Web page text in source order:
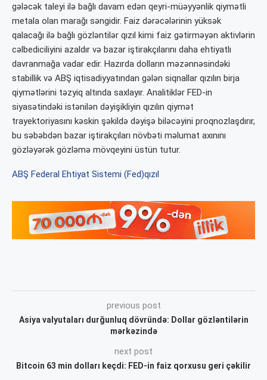
gələcək taleyi ilə bağlı davam edən qeyri-müəyyənlik qiymətli
metala olan marağı səngidir. Faiz dərəcələrinin yüksək
qalacağı ilə bağlı gözləntilər qızıl kimi faiz gətirməyən aktivlərin
cəlbediciliyini azaldır və bazar iştirakçılarını daha ehtiyatlı
davranmağa vadar edir. Hazırda dolların məzənnəsindəki
stabillik və ABŞ iqtisadiyyatından gələn siqnallar qızılın birja
qiymətlərini təzyiq altında saxlayır. Analitiklər FED-in
siyasətindəki istənilən dəyişikliyin qızılın qiymət
trayektoriyasını kəskin şəkildə dəyişə biləcəyini proqnozlaşdırır,
bu səbəbdən bazar iştirakçıları növbəti məlumat axınını
gözləyərək gözləmə mövqeyini üstün tutur.
ABŞ Federal Ehtiyat Sistemi (Fed)qızıl
previous post
Asiya valyutaları durğunluq dövründə: Dollar gözləntilərin
mərkəzində
next post
Bitcoin 63 min dolları keçdi: FED-in faiz qorxusu geri çəkilir